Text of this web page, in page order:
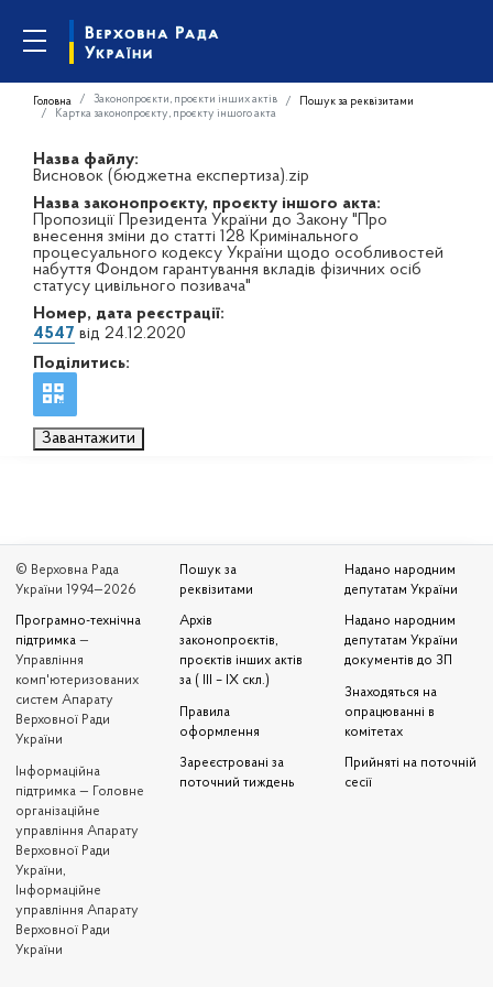
Головна Законопроєкти, проєкти інших актів
Пошук за реквізитами
Картка законопроєкту, проєкту іншого акта
Назва файлу:
Висновок (бюджетна експертиза).zip
Назва законопроєкту, проєкту іншого акта:
Пропозиції Президента України до Закону "Про
внесення зміни до статті 128 Кримінального
процесуального кодексу України щодо особливостей
набуття Фондом гарантування вкладів фізичних осіб
статусу цивільного позивача"
Номер, дата реєстрації:
4547 від 24.12.2020
Поділитись:
Завантажити
© Верховна Рада
України 1994—2026
Програмно-технічна
підтримка —
Управління
комп'ютеризованих
систем Апарату
Верховної Ради
України
Iнформаційна
підтримка — Головне
організаційне
управління Апарату
Верховної Ради
України,
Інформаційне
управління Апарату
Верховної Ради
України
Пошук за
реквізитами
Архів
законопроєктів,
проєктів інших актів
за ( III – IX скл.)
Правила
оформлення
Зареєстровані за
поточний тиждень
Надано народним
депутатам України
Надано народним
депутатам України
документів до ЗП
Знаходяться на
опрацюванні в
комітетах
Прийняті на поточній
сесії